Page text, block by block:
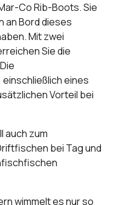
Co Rib-Boots. Sie
an Bord dieses
Mit zwei
Sie die
eines
Vorteil bei
auch zum
bei Tag und
wimmelt es nur so